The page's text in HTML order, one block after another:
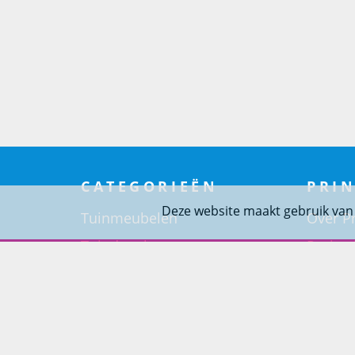
Deze website maakt gebruik
CATEGORIEËN
Tuinmeubelen
Tuindouches
Over